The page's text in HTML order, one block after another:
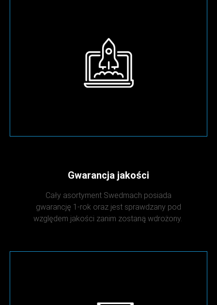
Gwarancja jakości
Cały asortyment Swedmach posiada
gwarancję 1-rok oraz jest sprawdzany pod
względem jakości zanim zostaną wdrożony.